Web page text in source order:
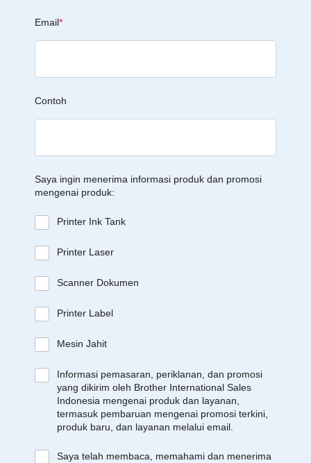
Email*
Contoh
Saya ingin menerima informasi produk dan promosi
mengenai produk:
Printer Ink Tank
Printer Laser
Scanner Dokumen
Printer Label
Mesin Jahit
Informasi pemasaran, periklanan, dan promosi
yang dikirim oleh Brother International Sales
Indonesia mengenai produk dan layanan,
termasuk pembaruan mengenai promosi terkini,
produk baru, dan layanan melalui email.
Saya telah membaca, memahami dan menerima